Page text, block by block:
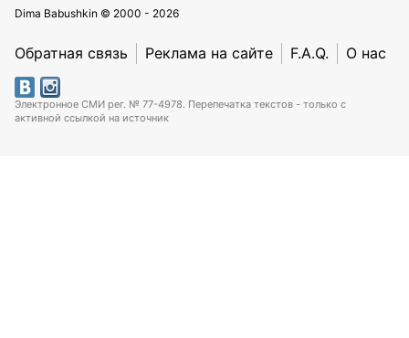
Dima Babushkin © 2000 - 2026
Обратная связь Реклама на сайте F.A.Q. О нас
Электронное СМИ рег. № 77-4978. Перепечатка текстов - только с
активной ссылкой на источник